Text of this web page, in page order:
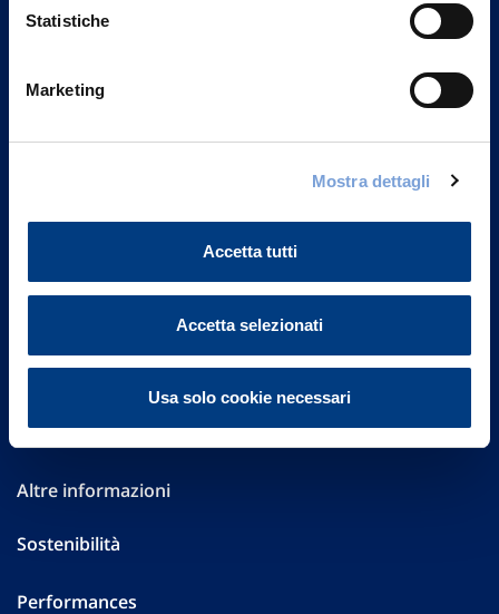
Statistiche
Marketing
Mostra dettagli
Accetta tutti
Accetta selezionati
Usa solo cookie necessari
Via Ignazio Gardella, 2
Part. IVA 01329510158
Altre informazioni
Sostenibilità
Performances